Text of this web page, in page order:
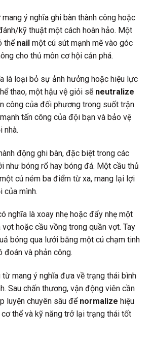
ý nghĩa ghi bàn thành công hoặc
kỹ thuật một cách hoàn hảo. Một
thể nail một cú sút mạnh mẽ vào góc
cho thủ môn cơ hội cản phá.
là loại bỏ sự ảnh hưởng hoặc hiệu lực
thao, một hậu vệ giỏi sẽ neutralize
công của đối phương trong suốt trận
tấn công của đội bạn và bảo vệ
nhà.
động ghi bàn, đặc biệt trong các
như bóng rổ hay bóng đá. Một cầu thủ
một cú ném ba điểm từ xa, mang lại lợi
của mình.
nghĩa là xoay nhẹ hoặc đẩy nhẹ một
hoặc cầu vồng trong quần vợt. Tay
bóng qua lưới bằng một cú chạm tinh
đoán và phản công.
từ mang ý nghĩa đưa về trạng thái bình
Sau chấn thương, vận động viên cần
luyện chuyên sâu để normalize hiệu
thể và kỹ năng trở lại trạng thái tốt